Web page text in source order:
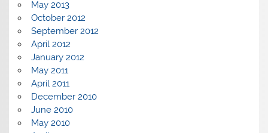
May 2013
October 2012
September 2012
April 2012
January 2012
May 2011
April 2011
December 2010
June 2010
May 2010